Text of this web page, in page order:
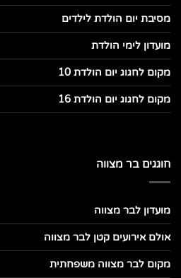
מסיבת יום הולדת לילדים
מועדון לימי הולדת
מקום לחגוג יום הולדת 10
מקום לחגוג יום הולדת 16
חוגגים בר מצווה
מועדון לבר מצווה
אולם אירועים קטן לבר מצווה
מקום לבר מצווה משפחתית